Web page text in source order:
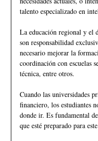
talento especializado en
La educación regional y el
son responsabilidad
necesario mejorar la
coordinación con escuelas
técnica, entre otros.
Cuando las universidades
financiero, los estudiantes
donde ir. Es fundamental
que esté preparado para